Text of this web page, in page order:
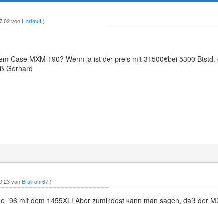
von Hartmut.)
Case MXM 190? Wenn ja ist der preis mit 31500€bei 5300
Gerhard
vonBrüllrohr67.)
´96 mit dem 1455XL! Aber zumindest kann man sagen, daß der